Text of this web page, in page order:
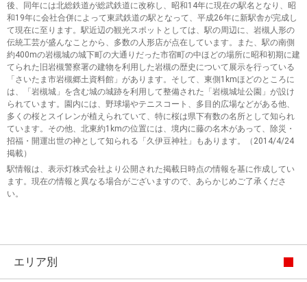
後、同年には北総鉄道が総武鉄道に改称し、昭和14年に現在の駅名となり、昭
和19年に会社合併によって東武鉄道の駅となって、平成26年に新駅舎が完成し
て現在に至ります。駅近辺の観光スポットとしては、駅の周辺に、岩槻人形の
伝統工芸が盛んなことから、多数の人形店が点在しています。また、駅の南側
約400mの岩槻城の城下町の大通りだった市宿町の中ほどの場所に昭和初期に建
てられた旧岩槻警察署の建物を利用した岩槻の歴史について展示を行っている
「さいたま市岩槻郷土資料館」があります。そして、東側1kmほどのところに
は、「岩槻城」を含む城の城跡を利用して整備された「岩槻城址公園」が設け
られています。園内には、野球場やテニスコート、多目的広場などがある他、
多くの桜とスイレンが植えられていて、特に桜は県下有数の名所として知られ
ています。その他、北東約1kmの位置には、境内に藤の名木があって、除災・
招福・開運出世の神として知られる「久伊豆神社」もあります。（2014/4/24
掲載）
駅情報は、表示灯株式会社より公開された掲載日時点の情報を基に作成してい
ます。現在の情報と異なる場合がございますので、あらかじめご了承くださ
い。
エリア別